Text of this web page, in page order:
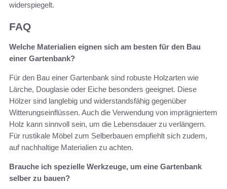
widerspiegelt.
FAQ
Welche Materialien eignen sich am besten für den Bau
einer Gartenbank?
Für den Bau einer Gartenbank sind robuste Holzarten wie
Lärche, Douglasie oder Eiche besonders geeignet. Diese
Hölzer sind langlebig und widerstandsfähig gegenüber
Witterungseinflüssen. Auch die Verwendung von imprägniertem
Holz kann sinnvoll sein, um die Lebensdauer zu verlängern.
Für rustikale Möbel zum Selberbauen empfiehlt sich zudem,
auf nachhaltige Materialien zu achten.
Brauche ich spezielle Werkzeuge, um eine Gartenbank
selber zu bauen?